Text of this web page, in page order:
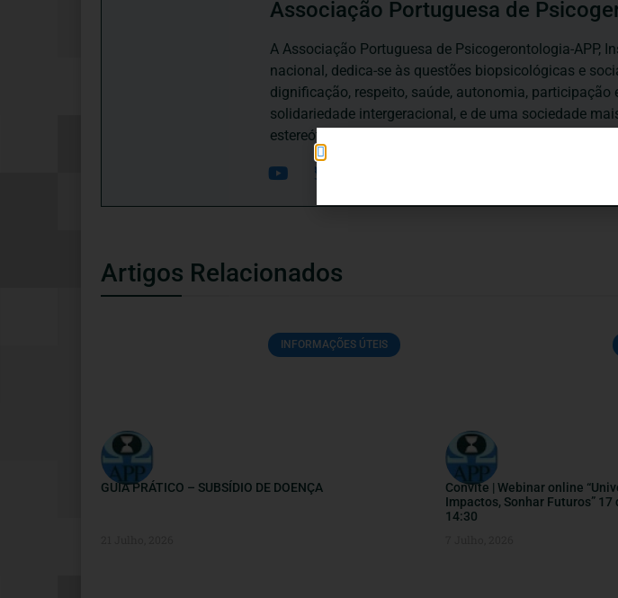
Associação Portuguesa de
A Associação Portuguesa de Psicogerontologia-APP,
nacional, dedica-se às questões biopsicológicas e
dignificação, respeito, saúde, autonomia,
solidariedade intergeracional, e de uma sociedade
estereótipos negativos relativamente à idade e ao
Artigos Relacionados
INFORMAÇÕES ÚTEIS
GUIA PRÁTICO – SUBSÍDIO DE DOENÇA
Convite | Webinar online
Impactos, Sonhar Futuros”
14:30